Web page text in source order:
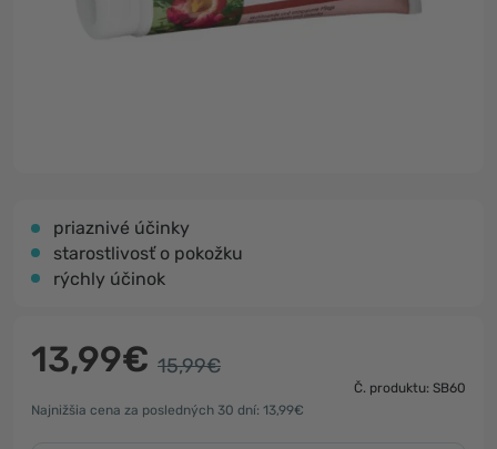
priaznivé účinky
starostlivosť o pokožku
rýchly účinok
13,99€ 15,99€
Č. produktu: SB60
Najnižšia cena za posledných 30 dní: 13,99€